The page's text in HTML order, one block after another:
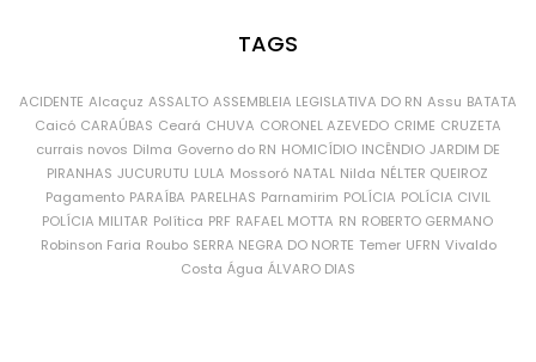
TAGS
ACIDENTE Alcaçuz ASSALTO ASSEMBLEIA LEGISLATIVA DO RN Assu BATATA
Caicó CARAÚBAS Ceará CHUVA CORONEL AZEVEDO CRIME CRUZETA
currais novos Dilma Governo do RN HOMICÍDIO INCÊNDIO JARDIM DE
PIRANHAS JUCURUTU LULA Mossoró NATAL Nilda NÉLTER QUEIROZ
Pagamento PARAÍBA PARELHAS Parnamirim POLÍCIA POLÍCIA CIVIL
POLÍCIA MILITAR Política PRF RAFAEL MOTTA RN ROBERTO GERMANO
Robinson Faria Roubo SERRA NEGRA DO NORTE Temer UFRN Vivaldo
Costa Água ÁLVARO DIAS